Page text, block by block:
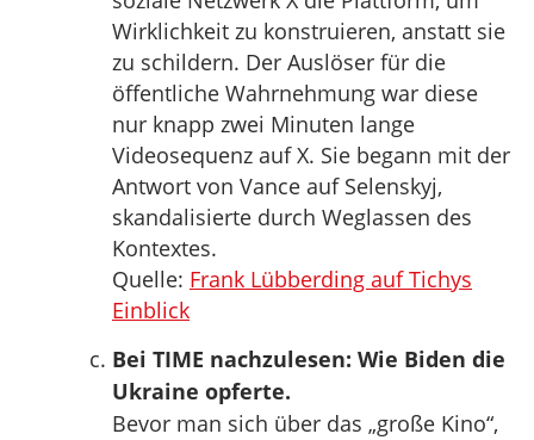
Wirklichkeit zu konstruieren, anstatt sie
zu schildern. Der Auslöser für die
öffentliche Wahrnehmung war diese
nur knapp zwei Minuten lange
Videosequenz auf X. Sie begann mit der
Antwort von Vance auf Selenskyj,
skandalisierte durch Weglassen des
Kontextes.
Quelle: Frank Lübberding auf Tichys
Einblick
Bei TIME nachzulesen: Wie Biden die
Ukraine opferte.
Bevor man sich über das „große Kino“,